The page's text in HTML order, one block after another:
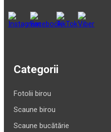
Categorii
Fotolii birou
Scaune birou
Scaune bucătărie